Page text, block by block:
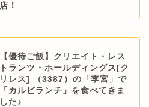
店！
【優待ご飯】クリエイト・レス
トランツ・ホールディングス[ク
リレス] （3387）の「李宮」で
「カルビランチ」を食べてきま
した♪